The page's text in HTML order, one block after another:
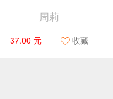
周莉
37.00 元 收藏